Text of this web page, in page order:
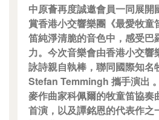
中原薈再度誠邀會員一同展開
賞香港小交響樂團《最愛牧童
笛純淨清脆的音色中，感受巴
力。今次音樂會由香港小交響
詠詩親自執棒，聯同國際知名
Stefan Temmingh 攜手演出
麥作曲家科佩爾的牧童笛協奏
首演，以及譚銘恩的代表作之